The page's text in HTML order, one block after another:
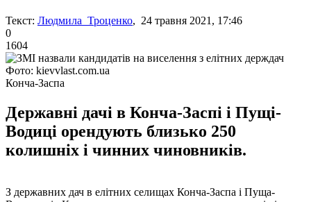
Текст: Людмила Троценко, 24 травня 2021, 17:46
0
1604
Фото: kievvlast.com.ua
Конча-Заспа
Державні дачі в Конча-Заспі і Пущі-
Водиці орендують близько 250
колишніх і чинних чиновників.
З державних дач в елітних селищах Конча-Заспа і Пуща-